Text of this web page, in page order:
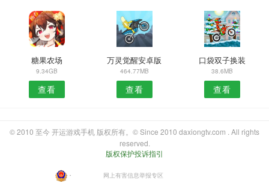
糖果农场
9.34GB
查看
万灵觉醒安卓版
464.77MB
查看
口袋双子换装
38.6MB
查看
© 2010 至今 开运游戏手机 版权所有。© Since 2010 daxiongtv.com . All rights
reserved.
版权保护投诉指引
・ 网上有害信息举报专区